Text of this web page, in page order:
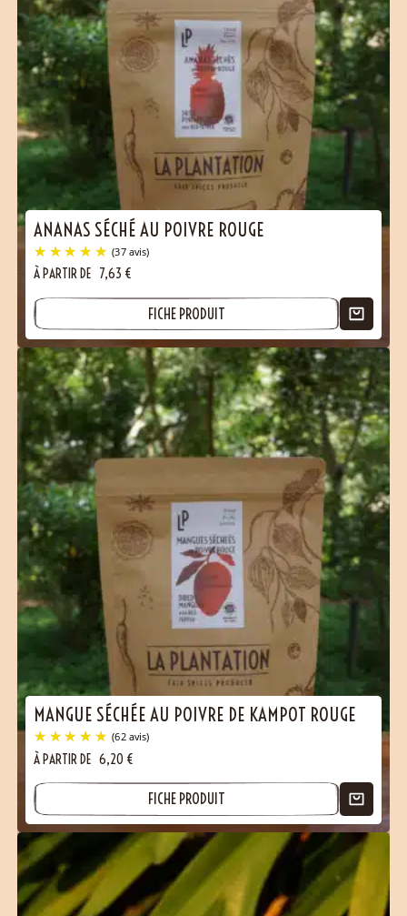
(12 avis)
(105 avis)
ANANAS SÉCHÉ AU POIVRE ROUGE
À PARTIR DE 7,63 €
FICHE PRODUIT
MANGUE SÉCHÉE AU POIVRE DE KAMPOT ROUGE
À PARTIR DE 6,20 €
FICHE PRODUIT